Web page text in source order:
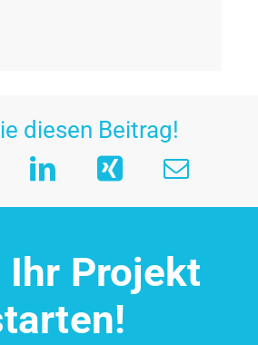
diesen Beitrag!
Projekt